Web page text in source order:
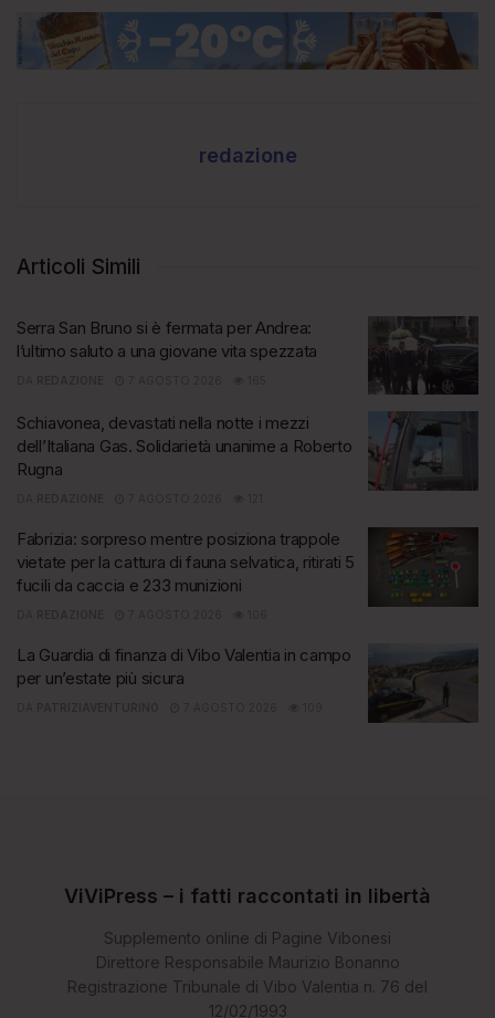
redazione
Articoli Simili
Serra San Bruno si è fermata per Andrea:
l’ultimo saluto a una giovane vita spezzata
Schiavonea, devastati nella notte i mezzi
dell’Italiana Gas. Solidarietà unanime a Roberto
Rugna
Fabrizia: sorpreso mentre posiziona trappole
vietate per la cattura di fauna selvatica, ritirati 5
fucili da caccia e 233 munizioni
La Guardia di finanza di Vibo Valentia in campo
per un’estate più sicura
ViViPress – i fatti raccontati in libertà
Supplemento online di Pagine Vibonesi
Direttore Responsabile Maurizio Bonanno
Registrazione Tribunale di Vibo Valentia n. 76 del
12/02/1993